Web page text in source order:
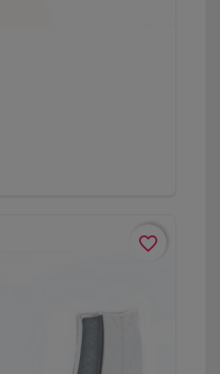
favorite_border